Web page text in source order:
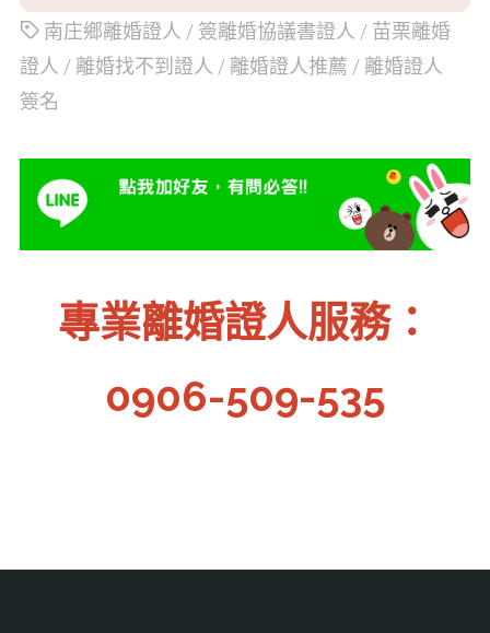
南庄鄉離婚證人 / 簽離婚協議書證人 / 苗栗離婚
證人 / 離婚找不到證人 / 離婚證人推薦 / 離婚證人
簽名
專業離婚證人服務：
0906-509-535